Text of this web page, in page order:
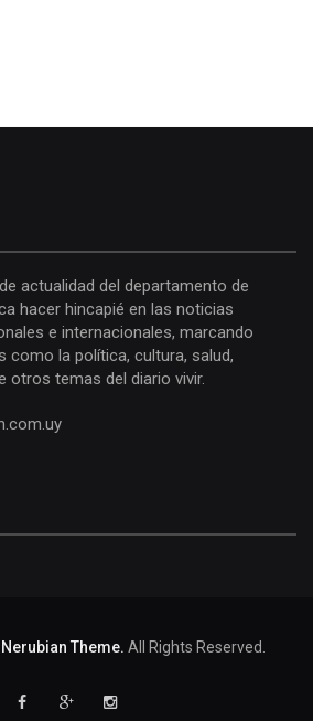
actualidad del departamento de
hacer hincapié en las noticias
e internacionales, marcando
como la política, cultura, salud,
otros temas del diario vivir.
Nerubian Theme. All Rights Reserved.